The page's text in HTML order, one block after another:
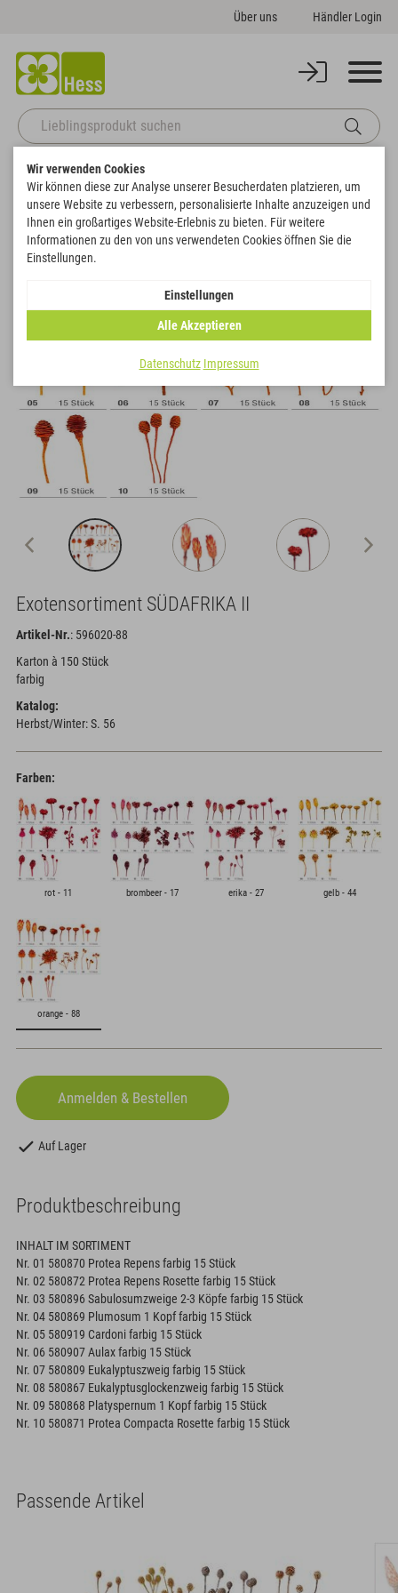
Über uns Händler Login
Startseite Naturdeko
Zurück zur Artikelübersicht
Exotensortiment SÜDAFRIKA II
Artikel-Nr.: 596020-88
Karton à 150 Stück
farbig
Katalog:
Herbst/Winter: S. 56
Farben:
rot - 11 brombeer - 17 erika - 27 gelb - 44
orange - 88
Auf Lager
Produktbeschreibung
INHALT IM SORTIMENT
Nr. 01 580870 Protea Repens farbig 15 Stück
Nr. 02 580872 Protea Repens Rosette farbig 15 Stück
Nr. 03 580896 Sabulosumzweige 2-3 Köpfe farbig 15 Stück
Nr. 04 580869 Plumosum 1 Kopf farbig 15 Stück
Nr. 05 580919 Cardoni farbig 15 Stück
Nr. 06 580907 Aulax farbig 15 Stück
Nr. 07 580809 Eukalyptuszweig farbig 15 Stück
Nr. 08 580867 Eukalyptusglockenzweig farbig 15 Stück
Nr. 09 580868 Platyspernum 1 Kopf farbig 15 Stück
Nr. 10 580871 Protea Compacta Rosette farbig 15 Stück
Passende Artikel
Wir verwenden Cookies
Wir können diese zur Analyse unserer Besucherdaten platzieren, um
unsere Website zu verbessern, personalisierte Inhalte anzuzeigen und
Ihnen ein großartiges Website-Erlebnis zu bieten. Für weitere
Informationen zu den von uns verwendeten Cookies öffnen Sie die
Einstellungen.
Einstellungen
Alle Akzeptieren
Datenschutz Impressum